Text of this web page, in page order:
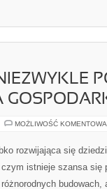
MOŻLIWOŚĆ
rozwijająca się
istnieje szansa się